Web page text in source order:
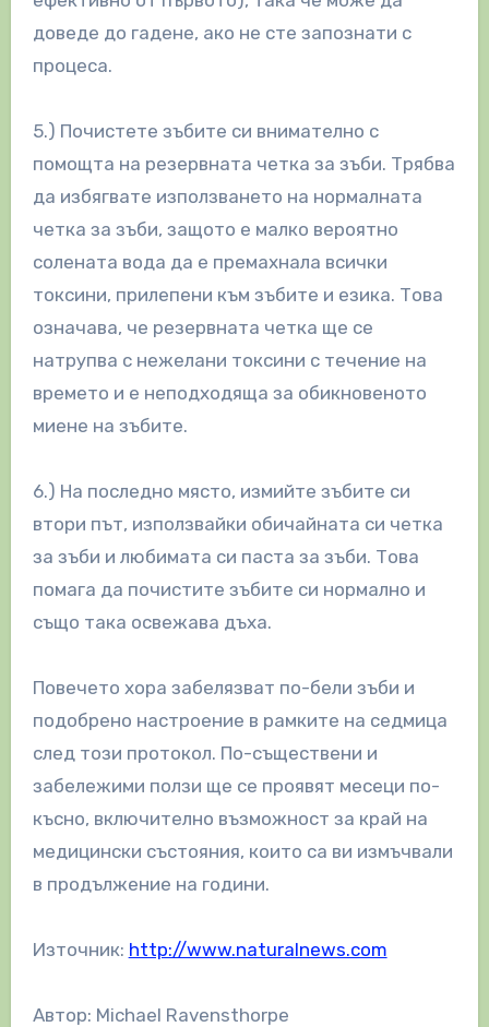
доведе до гадене, ако не сте запознати с
процеса.
5.) Почистете зъбите си внимателно с
помощта на резервната четка за зъби. Трябва
да избягвате използването на нормалната
четка за зъби, защото е малко вероятно
солената вода да е премахнала всички
токсини, прилепени към зъбите и езика. Това
означава, че резервната четка ще се
натрупва с нежелани токсини с течение на
времето и е неподходяща за обикновеното
миене на зъбите.
6.) На последно място, измийте зъбите си
втори път, използвайки обичайната си четка
за зъби и любимата си паста за зъби. Това
помага да почистите зъбите си нормално и
също така освежава дъха.
Повечето хора забелязват по-бели зъби и
подобрено настроение в рамките на седмица
след този протокол. По-съществени и
забележими ползи ще се проявят месеци по-
късно, включително възможност за край на
медицински състояния, които са ви измъчвали
в продължение на години.
Източник: http://www.naturalnews.com
Автор: Michael Ravensthorpe